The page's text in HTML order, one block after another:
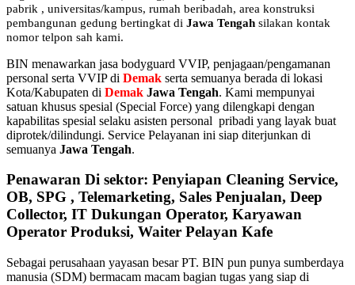
pabrik , universitas/kampus, rumah beribadah, area konstruksi
pembangunan gedung bertingkat di Jawa Tengah silakan kontak
nomor telpon sah kami.
BIN menawarkan jasa bodyguard VVIP, penjagaan/pengamanan
personal serta VVIP di Demak serta semuanya berada di lokasi
Kota/Kabupaten di Demak Jawa Tengah. Kami mempunyai
satuan khusus spesial (Special Force) yang dilengkapi dengan
kapabilitas spesial selaku asisten personal pribadi yang layak buat
diprotek/dilindungi. Service Pelayanan ini siap diterjunkan di
semuanya Jawa Tengah.
Penawaran Di sektor: Penyiapan Cleaning Service,
OB, SPG , Telemarketing, Sales Penjualan, Deep
Collector, IT Dukungan Operator, Karyawan
Operator Produksi, Waiter Pelayan Kafe
Sebagai perusahaan yayasan besar PT. BIN pun punya sumberdaya
manusia (SDM) bermacam macam bagian tugas yang siap di